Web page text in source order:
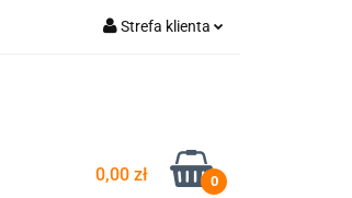
Strefa klienta
Dodaj zgłoszenie
Zgody cookies
0,00 zł 0